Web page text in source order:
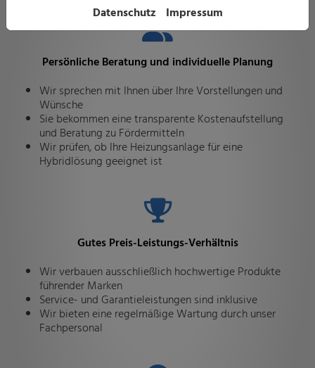
Persönliche Beratung und individuelle Planung
Wir sprechen mit Ihnen über Ihre Vorstellungen und
Wünsche
Sie bekommen eine transparente Kostenaufstellung
und Beratung zu Fördermitteln
Wir prüfen, ob Ihre Heizungsanlage für eine
Hybridlösung geeignet ist
Gutes Preis-Leistungs-Verhältnis
Wir verbauen ausschließlich hochwertige Produkte
führender Marken
Service- und Garantieleistungen sind inklusive
Wir bieten eine regelmäßige Wartung durch unser
Fachpersonal
Datenschutz Impressum